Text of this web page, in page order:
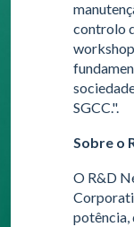
controlo
SGCC.".
Sobre o
O R&D
potência,